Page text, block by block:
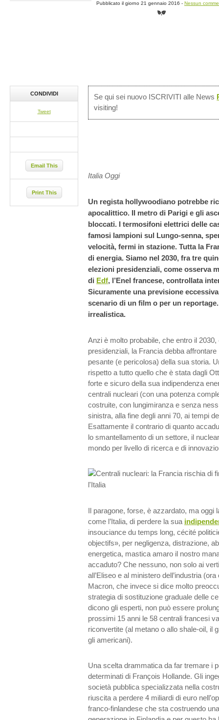
Pubblicato il giorno 21 gennaio 2016 - Nessun
Se qui sei nuovo ISCRIVITI alle News
visiting!
Italia Oggi
Un regista hollywoodiano potrebbe
apocalittico. II metro di Parigi e gli
bloccati. I termosifoni elettrici delle
famosi lampioni sul Lungo-senna,
velocità, fermi in stazione. Tutta la
di energia. Siamo nel 2030, fra tre
elezioni presidenziali, come osserva
di Edf, l’Enel francese, controllata
Sicuramente una previsione
scenario di un film o per un
irrealistica.
Anzi è molto probabile, che entro il
presidenziali, la Francia debba affrontare
pesante (e pericolosa) della sua storia.
rispetto a tutto quello che è stata dagli
forte e sicuro della sua indipendenza
centrali nucleari (con una potenza
costruite, con lungimiranza e senza
sinistra, alla fine degli anni 70, ai tempi
Esattamente il contrario di quanto
lo smantellamento di un settore, il
mondo per livello di ricerca e di
Il paragone, forse, è azzardato, ma oggi
come l’Italia, di perdere la sua
insouciance du temps long, cécité
objectifs», per negligenza, distrazione,
energetica, mastica amaro il nostro
accaduto? Che nessuno, non solo ai
all’Eliseo e al ministero dell’industria
Macron, che invece si dice molto
strategia di sostituzione graduale delle
dicono gli esperti, non può essere
prossimi 15 anni le 58 centrali francesi
riconvertite (al metano o allo shale-oil, il
gli americani).
Una scelta drammatica da far tremare i
determinati di François Hollande. Gli
società pubblica specializzata nella
riuscita a perdere 4 miliardi di euro
franco-finlandese che sta costruendo
CONDIVIDI
Tweet
Email This
Print This